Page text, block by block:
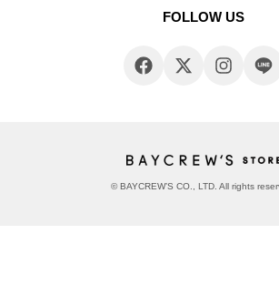
FOLLOW US
© BAYCREW’S CO., LTD. All rights